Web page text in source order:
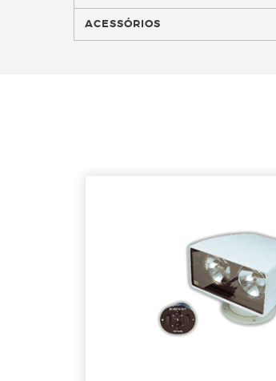
ACESSÓRIOS